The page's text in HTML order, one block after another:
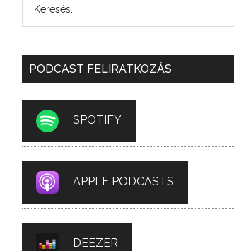
PODCAST FELIRATKOZÁS
SPOTIFY
APPLE PODCASTS
DEEZER